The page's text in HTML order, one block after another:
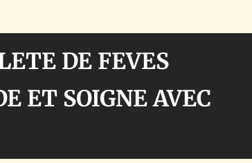
DE FEVES
ET SOIGNE AVEC